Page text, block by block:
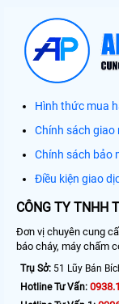
Hình thức mua
Chính sách giao
Chính sách bảo
Điều kiện giao
CÔNG TY TNHH
Đơn vị chuyên cung
báo cháy, máy chấm
Trụ Sở: 51 Lũy Bán
Hotline Tư Vấn: